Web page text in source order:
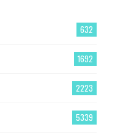
632
1692
2223
5339